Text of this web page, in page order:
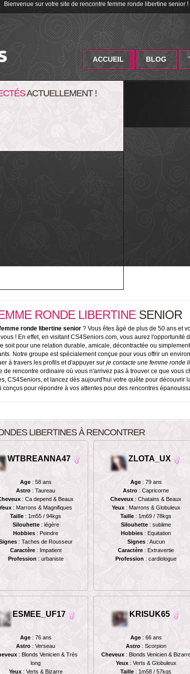
Bienvenue sur votre site de rencontre femme ronde libertine senior !
ACCUEIL BLOG
ACTUELLEMENT !
RONDE LIBERTINE SENIOR
ronde libertine senior? Vous êtes âgé de plus de 50 ans et
! En effet, en visitant CS4Seniors.com, vous aurez
soit pour une relation durable, amicale, décontractée ou
Notre groupe est spécialement conçue pour vous offrir un
à travers les profils et d'appuyer sur je contacte une femme ronde
rencontre ordinaire où vous n'arrivez pas à trouver ce que vous
CS4Seniors, et lancez dès aujourd'hui votre quête pour découvrir
conçus pour répondre à vos attentes pour des rencontres
LIBERTINES À RENCONTRER
WTBREANNA47
Age: 58 ans
Astro : Taureau
: Ca depend & Beaux
: Marrons & Magnifiques
Taille : 1m55 / 94kgs
Silouhette: légère
Hobbies : Peindre
: Taches de Rousseur
Caractère: Impatient
Profession : urbaniste
ZLOTA_UX
Age: 79 ans
Astro : Capricorne
Cheveux : Chatains & Beaux
Yeux: Marrons & Globuleux
Taille : 1m69 / 78kgs
Silouhette : sublime
Hobbies : Equitation
Signes: Aucun
Caractère : Extravertie
Profession : cardiologue
ESMEE_UF17
Age: 76 ans
Astro : Verseau
: Blonds Venicien & Très
long
Yeux: Verts & Bizarre
KRISUK65
Age: 66 ans
Astro: Scorpion
Cheveux: Blonds Venicien &
Yeux: Verts & Globuleux
Taille : 1m58 / 57kgs